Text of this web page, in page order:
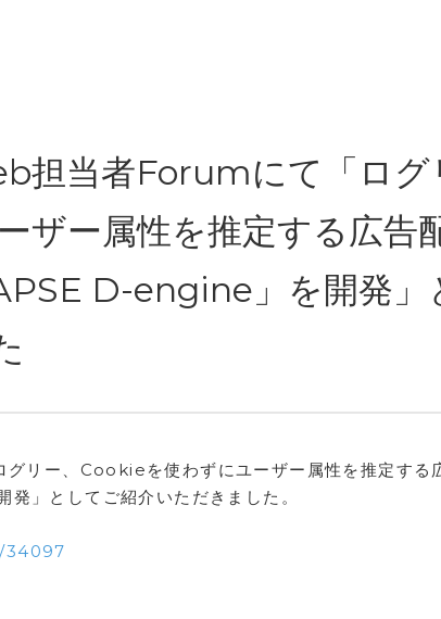
担当者Forumにて「ログ
ザー属性を推定する広告
D-engine」を開発」
リー、Cookieを使わずにユーザー属性を推定する
」としてご紹介いただきました。